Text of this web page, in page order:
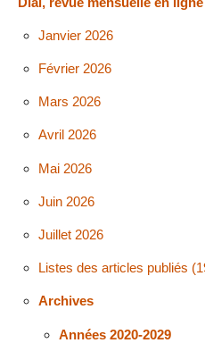
Janvier 2026
Février 2026
Mars 2026
Avril 2026
Mai 2026
Juin 2026
Juillet 2026
Listes des articles publiés
Archives
Années 2020-2029